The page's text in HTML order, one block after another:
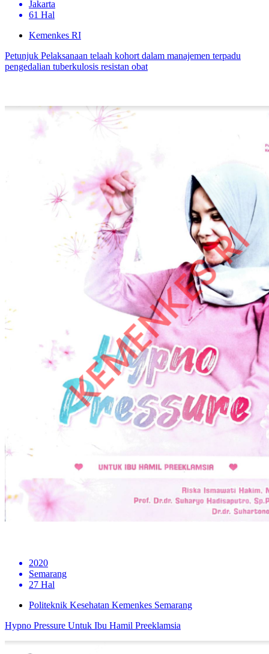
Jakarta
61 Hal
Kemenkes RI
Petunjuk Pelaksanaan telaah kohort dalam manajemen terpadu
pengedalian tuberkulosis resistan obat
2020
Semarang
27 Hal
Politeknik Kesehatan Kemenkes Semarang
Hypno Pressure Untuk Ibu Hamil Preeklamsia